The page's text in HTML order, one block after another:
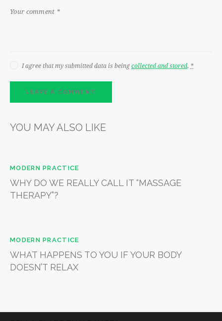
I agree that my submitted data is beingcollected and stored. *
YOU MAY ALSO LIKE
MODERN PRACTICE
WHY DO WE REALLY CALL IT “MASSAGE
THERAPY”?
MODERN PRACTICE
WHAT HAPPENS TO YOU IF YOUR BODY
DOESN’T RELAX